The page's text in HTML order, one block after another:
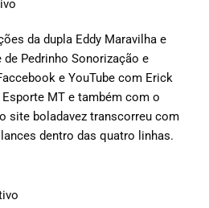
da dupla Eddy Maravilha e
Pedrinho Sonorização e
e YouTube com Erick
MT e também com o
site boladavez transcorreu com
dentro das quatro linhas.